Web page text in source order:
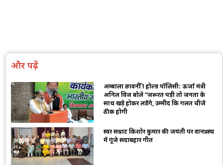
और पढ़ें
अम्बाला छावनी फ्री होल्ड पॉलिसी: ऊर्जा मंत्री
अनिल विज बोले “जरूरत पड़ी तो जनता के
साथ खड़े होकर लडेंगे, उम्मीद कि गलत चीजें
ठीक होगी
स्वर सम्राट किशोर कुमार की जयंती पर वानप्रस्थ
में गूंजे सदाबहार गीत